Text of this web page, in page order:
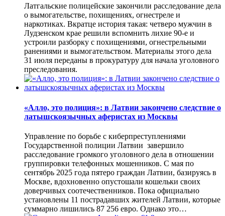
Латгальские полицейские закончили расследование дела
о вымогательстве, похищениях, огнестреле и
наркотиках. Вкратце история такая: четверо мужчин в
Лудзенском крае решили вспомнить лихие 90-е и
устроили разборку с похищениями, огнестрельными
ранениями и вымогательством. Материалы этого дела
31 июля переданы в прокуратуру для начала уголовного
преследования.
«Алло, это полиция»: в Латвии закончено следствие о
латышскоязычных аферистах из Москвы
Управление по борьбе с киберпреступлениями
Государственной полиции Латвии завершило
расследование громкого уголовного дела в отношении
группировки телефонных мошенников. С мая по
сентябрь 2025 года пятеро граждан Латвии, базируясь в
Москве, вдохновенно опустошали кошельки своих
доверчивых соотечественников. Пока официально
установлены 11 пострадавших жителей Латвии, которые
суммарно лишились 87 256 евро. Однако это…